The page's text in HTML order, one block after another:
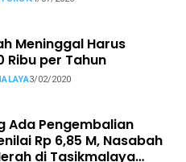
Meninggal Harus
Ribu per Tahun
3/02/2020
Ada Pengembalian
Rp 6,85 M, Nasabah
di Tasikmalaya